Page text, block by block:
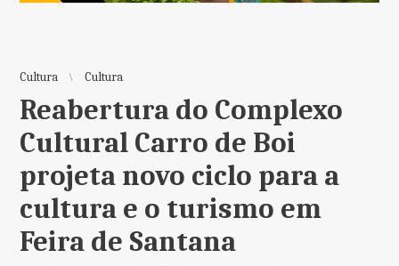
Cultura Cultura
Reabertura do Complexo
Cultural Carro de Boi
projeta novo ciclo para a
cultura e o turismo em
Feira de Santana